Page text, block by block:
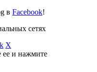
в Facebook!
сетях
X
ее и нажмите